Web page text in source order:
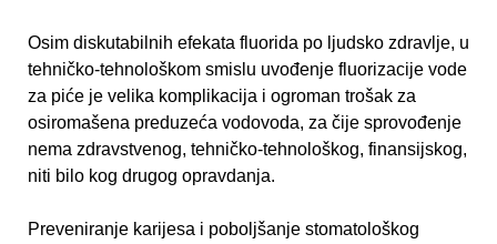
Osim diskutabilnih efekata fluorida po ljudsko zdravlje, u
tehničko-tehnološkom smislu uvođenje fluorizacije vode
za piće je velika komplikacija i ogroman trošak za
osiromašena preduzeća vodovoda, za čije sprovođenje
nema zdravstvenog, tehničko-tehnološkog, finansijskog,
niti bilo kog drugog opravdanja.
Preveniranje karijesa i poboljšanje stomatološkog